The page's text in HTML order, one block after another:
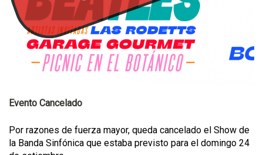
Evento Cancelado
Por razones de fuerza mayor, queda cancelado el Show de
la Banda Sinfónica que estaba previsto para el domingo 24